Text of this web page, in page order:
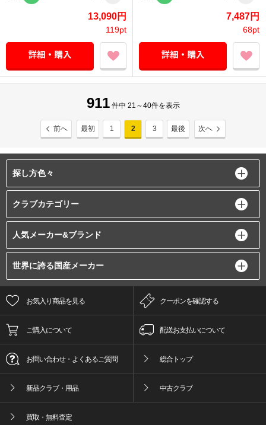
13,090円
119pt
7,487円
68pt
911 件中 21～40件を表示
前へ 最初 1 2 3 最後 次へ
探し方色々
クラブカテゴリー
人気メーカー&ブランド
世界に誇る国産メーカー
お気入り商品を見る クーポンを確認する
ご購入について 配送お支払いについて
お問い合わせ・よくあるご質問 総合トップ
新品クラブ・用品 中古クラブ
買取・無料査定